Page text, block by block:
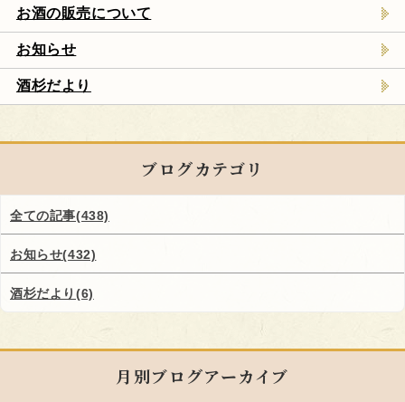
お酒の販売について
お知らせ
酒杉だより
ブログカテゴリ
全ての記事(438)
お知らせ(432)
酒杉だより(6)
月別ブログアーカイブ